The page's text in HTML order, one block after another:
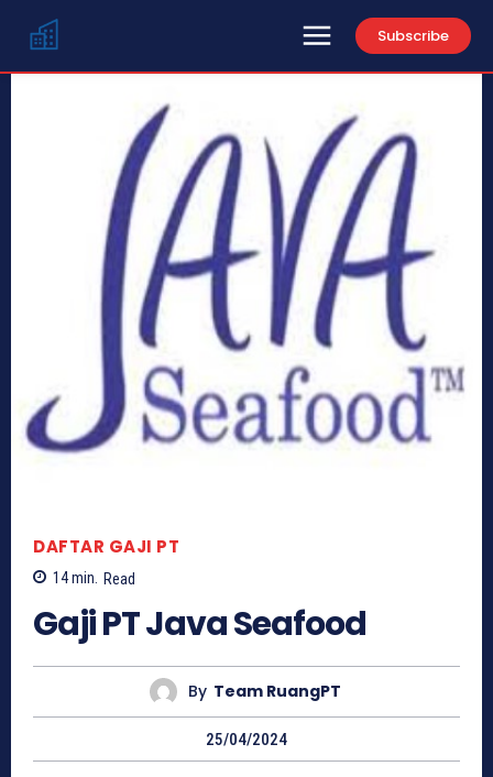
Subscribe
DAFTAR GAJI PT
14min. Read
Gaji PT Java Seafood
By Team RuangPT
25/04/2024